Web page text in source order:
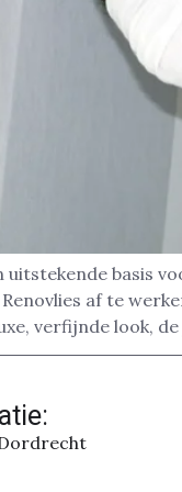
uitstekende basis
af te
verfijnde look,